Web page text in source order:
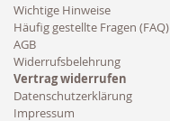
Wichtige Hinweise
Häufig gestellte Fragen (FAQ)
AGB
Widerrufsbelehrung
Vertrag widerrufen
Datenschutzerklärung
Impressum